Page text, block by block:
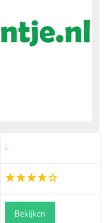
-
Bekijken